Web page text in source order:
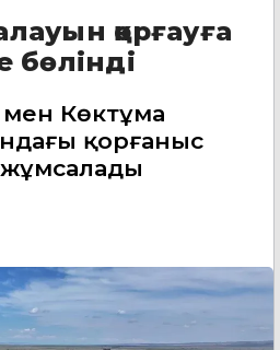
қорғауға
бөлінді
Көктұма
қорғаныс
жұмсалады